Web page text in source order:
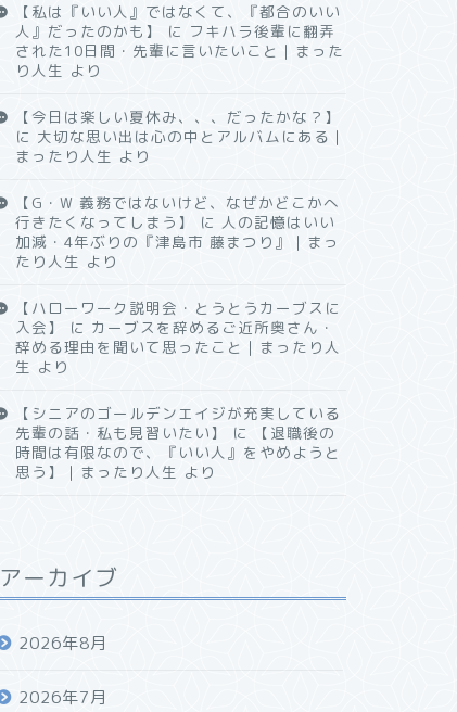
【私は『いい人』ではなくて、『都合のいい
人』だったのかも】
に フキハラ後輩に翻弄
された10日間・先輩に言いたいこと｜まった
り人生 より
【今日は楽しい夏休み、、、だったかな？】
に 大切な思い出は心の中とアルバムにある｜
まったり人生 より
【G・W 義務ではないけど、なぜかどこかへ
行きたくなってしまう】
に 人の記憶はいい
加減・4年ぶりの『津島市 藤まつり』｜まっ
たり人生 より
【ハローワーク説明会・とうとうカーブスに
入会】
に カーブスを辞めるご近所奥さん・
辞める理由を聞いて思ったこと｜まったり人
生 より
【シニアのゴールデンエイジが充実している
先輩の話・私も見習いたい】
に
【退職後の
時間は有限なので、『いい人』をやめようと
思う】｜まったり人生 より
アーカイブ
2026年8月
2026年7月